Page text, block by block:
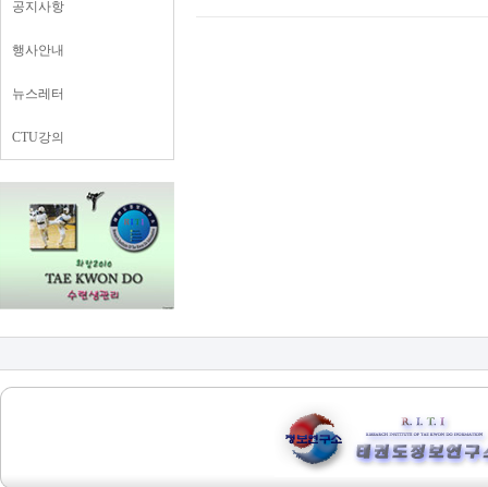
공지사항
행사안내
뉴스레터
CTU강의